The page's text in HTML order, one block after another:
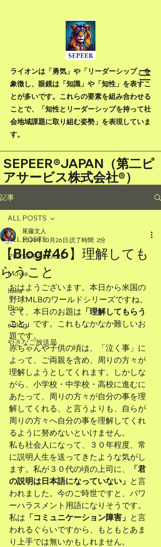
ライオンは「勇気」や「リーダーシップ」を
象徴し、眼鏡は「知識」や「知性」を表すこ
とが多いです。これらの要素を組み合わせる
ことで、「知性とリーダーシップを持って社
会地域課題に取り組む姿勢」を表現していま
す。
SEPEER®JAPAN（第二ピ
アサービス株式会社®）
記事
ALL POSTS
PRESS RELEASE
Movie
Idea
Blog
eBlog
やさなご放送局
ALL POSTS
【Blog#46】理解しても
らうこと
尾藤文人
2024年10月26日 読了時間: 2分
おはようございます。本日から米国の
野球MLBのワールドシリーズですね。
さて、本日のお題は 「理解してもらう
こと」 です。これもなかなか難しいお
題です。
赤ちゃんや子供の頃は、「泣く事」に
よって、ご両親を含め、周りの方々が
理解しようとしてくれます。しかしな
がら、小学校・中学校・高校に進むに
あたって、周りの方々が自分の事を理
解してくれる、と言うよりも、自らが
周りの方々へ自分の事を理解してくれ
るように努めないといけません。
私も社会人になって、３０年程度、常
に説明人生を送ってきたような気がし
ます。私が３０代の頃の上司に、
「君
の説明は日本語になっていない」 と言
われました。今のご時世ですと、パワ
ーハラスメント用語になりそうです。
私は 「コミュニケーション障害」 と言
われるぐらいですから、もともとあま
り上手では無いかもしれません。